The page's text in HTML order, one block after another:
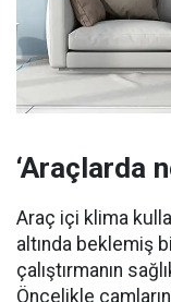
‘Araçlarda
Araç içi klima
altında beklemiş
çalıştırmanın
Öncelikle camların